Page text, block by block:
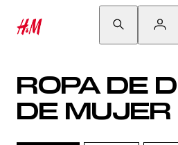
ROPA DE
DE MUJER